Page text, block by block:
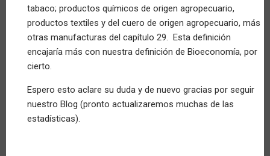
tabaco; productos químicos de origen agropecuario,
productos textiles y del cuero de origen agropecuario, más
otras manufacturas del capítulo 29. Esta definición
encajaría más con nuestra definición de Bioeconomía, por
cierto.
Espero esto aclare su duda y de nuevo gracias por seguir
nuestro Blog (pronto actualizaremos muchas de las
estadísticas).